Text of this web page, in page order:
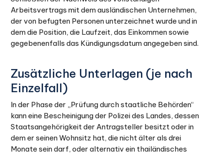
Arbeitsvertrags mit dem ausländischen Unternehmen,
der von befugten Personen unterzeichnet wurde und in
dem die Position, die Laufzeit, das Einkommen sowie
gegebenenfalls das Kündigungsdatum angegeben sind.
Zusätzliche Unterlagen (je nach
Einzelfall)
In der Phase der „Prüfung durch staatliche Behörden“
kann eine Bescheinigung der Polizei des Landes, dessen
Staatsangehörigkeit der Antragsteller besitzt oder in
dem er seinen Wohnsitz hat, die nicht älter als drei
Monate sein darf, oder alternativ ein thailändisches